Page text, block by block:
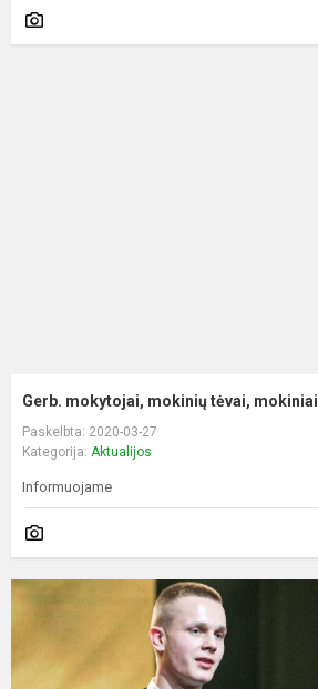
Gerb. mokytojai, mokinių tėvai, mokiniai
Paskelbta: 2020-03-27
Kategorija: Aktualijos
Informuojame